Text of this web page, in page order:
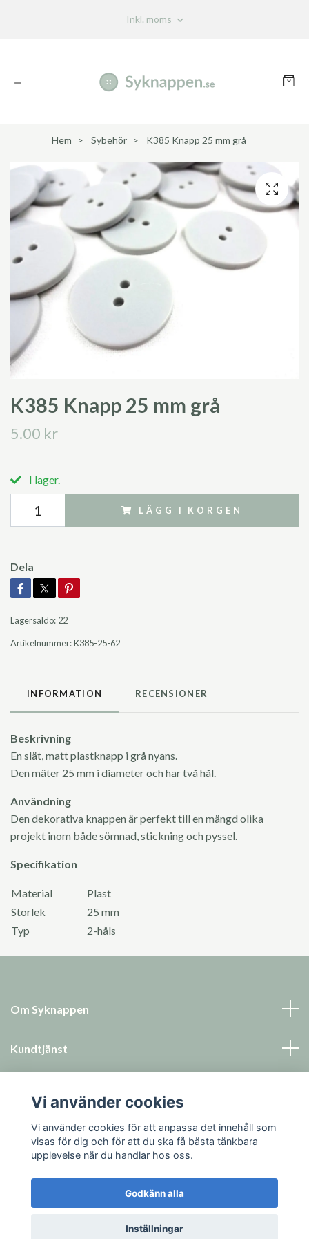
Inkl. moms
Hem Sybehör K385 Knapp 25 mm grå
K385 Knapp 25 mm grå
5.00 kr
I lager.
LÄGG I KORGEN
Dela
Lagersaldo: 22
Artikelnummer:K385-25-62
INFORMATION RECENSIONER
Beskrivning
En slät, matt plastknapp i grå nyans.
Den mäter 25 mm i diameter och har två hål.
Användning
Den dekorativa knappen är perfekt till en mängd olika
projekt inom både sömnad, stickning och pyssel.
Specifikation
Material
Plast
Storlek
25 mm
Typ
2-håls
Om Syknappen
Kundtjänst
Sociala medier
© 2026 Syknappen
Vi använder cookies
Vi använder cookies för att anpassa det innehåll som
visas för dig och för att du ska få bästa tänkbara
upplevelse när du handlar hos oss.
Godkänn alla
Inställningar